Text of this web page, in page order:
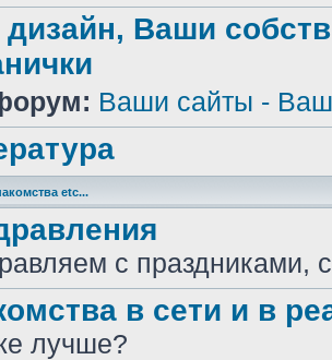
дизайн, Ваши
Ваши сайты -
etc...
с праздниками,
в сети и в
лучше?